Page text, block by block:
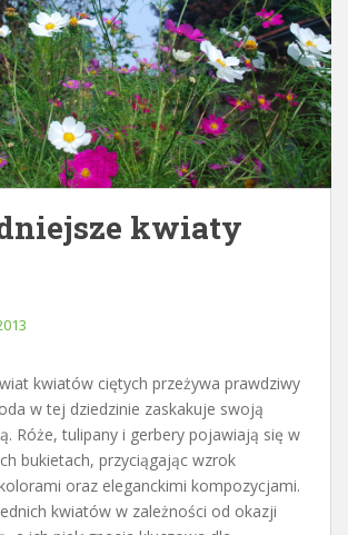
kwiaty
kwiatów ciętych przeżywa prawdziwy
w tej dziedzinie zaskakuje swoją
Róże, tulipany i gerbery pojawiają się w
bukietach, przyciągając wzrok
oraz eleganckimi kompozycjami.
kwiatów w zależności od okazji